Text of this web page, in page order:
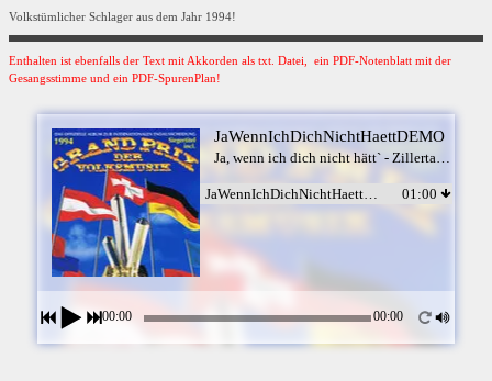
Volkstümlicher Schlager aus dem Jahr 1994!
Enthalten ist ebenfalls der Text mit Akkorden als txt. Datei, ein PDF-Notenblatt mit der
Gesangsstimme und ein PDF-SpurenPlan!
JaWennIchDichNichtHaettDEMO
JaWennIchDichNichtHaettDEMO 01:00
00:00 00:00